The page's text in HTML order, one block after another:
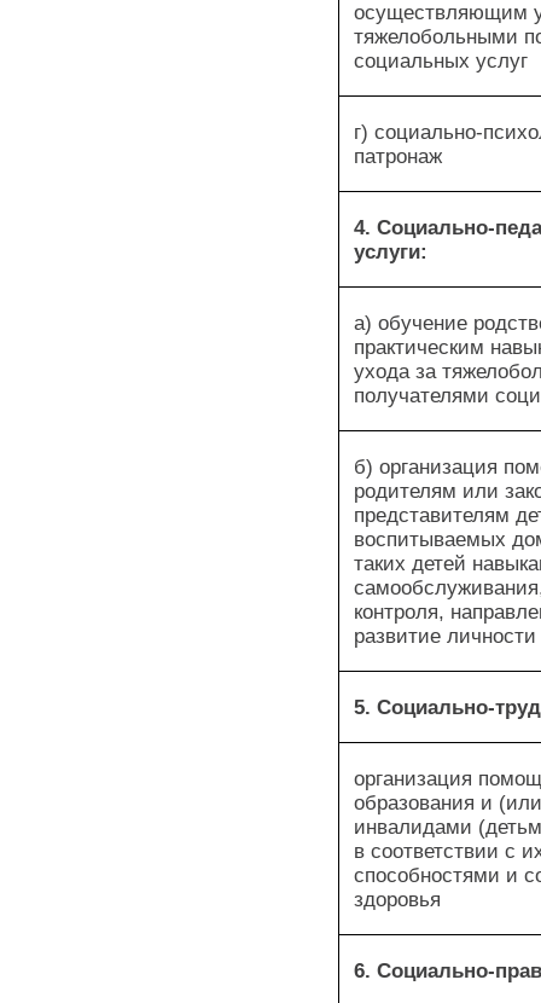
осуществляющим
тяжелобольными
социальных услуг
г) социально-
патронаж
4. Социально-
услуги:
а) обучение
практическим
ухода за
получателями
б) организация
родителям или
представителям
воспитываемых
таких детей
контроля,
развитие личности
5. Социально-
организация
образования и
инвалидами
в соответствии с
способностями и
здоровья
6. Социально-